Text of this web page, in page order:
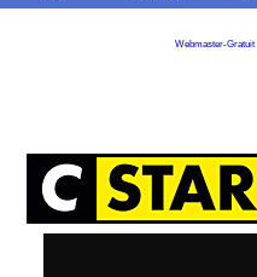
Webmaster-Gratuit